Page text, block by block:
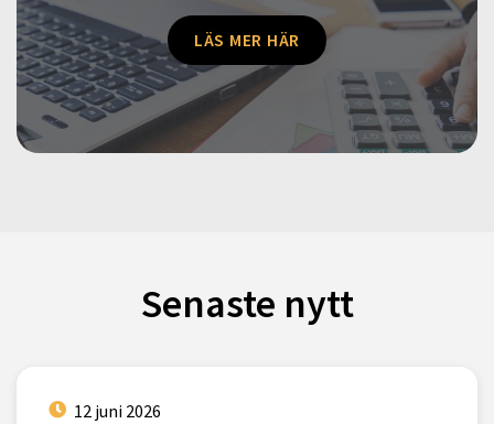
LÄS MER HÄR
Senaste nytt
12 juni 2026